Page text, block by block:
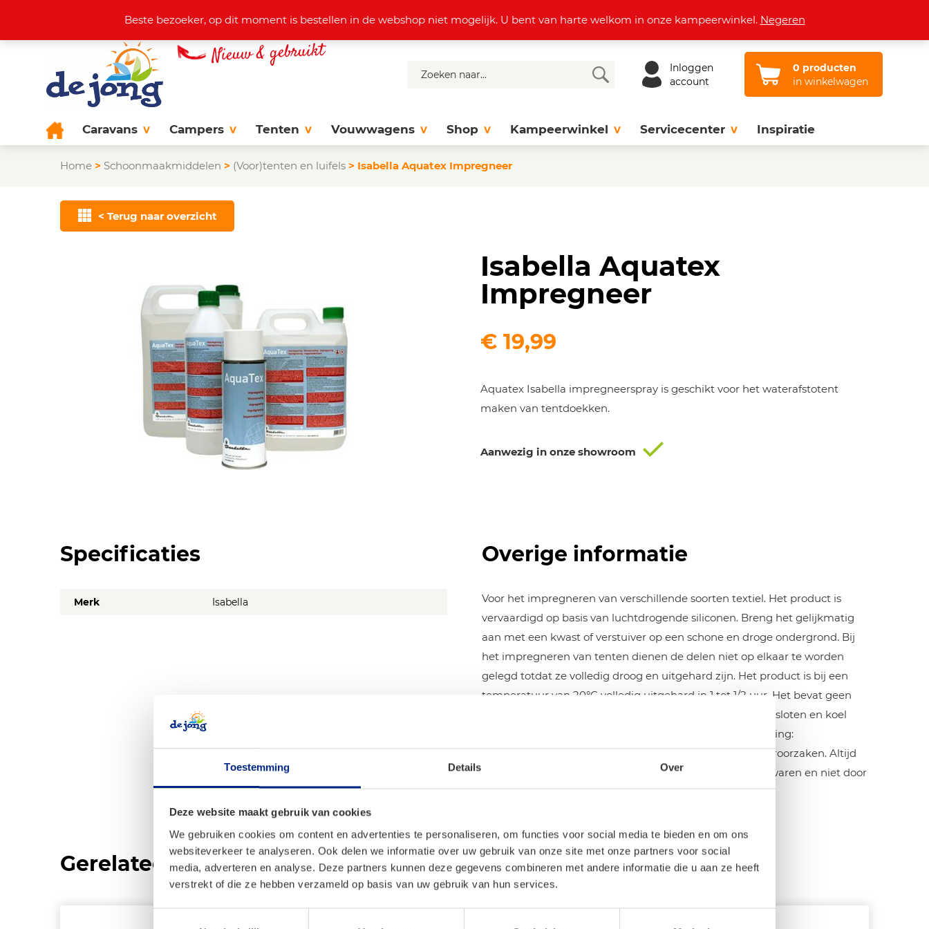
Toestemming Details Over
Deze website maakt gebruik van cookies
We gebruiken cookies om content en advertenties te personaliseren, om functies voor social media te bieden en om ons
websiteverkeer te analyseren. Ook delen we informatie over uw gebruik van onze site met onze partners voor social
media, adverteren en analyse. Deze partners kunnen deze gegevens combineren met andere informatie die u aan ze heeft
verstrekt of die ze hebben verzameld op basis van uw gebruik van hun services.
Actuele aanbod +31 (0)38 444 37 77 info@dejonghattem.nl Openingstijden Vacatures
Inloggen
account
0 producten
in winkelwagen
Caravans Campers Tenten Vouwwagens Shop Kampeerwinkel Servicecenter Inspiratie
Home > Schoonmaakmiddelen > (Voor)tenten en luifels > Isabella Aquatex Impregneer
< Terug naar overzicht
Isabella Aquatex
Impregneer
€ 19,99
Aquatex Isabella impregneerspray is geschikt voor het waterafstotent
maken van tentdoekken.
Aanwezig in onze showroom
Specificaties
Merk Isabella
Overige informatie
Voor het impregneren van verschillende soorten textiel. Het product is
vervaardigd op basis van luchtdrogende siliconen. Breng het gelijkmatig
aan met een kwast of verstuiver op een schone en droge ondergrond. Bij
het impregneren van tenten dienen de delen niet op elkaar te worden
gelegd totdat ze volledig droog en uitgehard zijn. Het product is bij een
temperatuur van 20°C volledig uitgehard in 1 tot 1/2 uur. Het bevat geen
chloorhoudende oplosmiddelen, moet goed worden afgesloten en koel
worden bewaard. Het is bestand tegen vorst. Waarschuwing:
Brandgevaarlijk en bij inademing kan het longschade veroorzaken. Altijd
buiten bereik van kinderen houden. Goed afgesloten bewaren en niet door
het riool spoelen.
Gerelateerde producten
Beste bezoeker, op dit moment is bestellen in de webshop niet mogelijk. U bent van harte welkom in onze kampeerwinkel. Negeren